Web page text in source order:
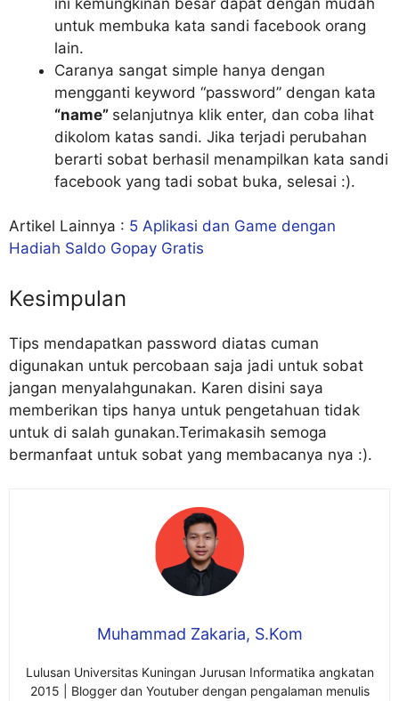
untuk membuka kata sandi facebook orang
lain.
Caranya sangat simple hanya dengan
mengganti keyword “password” dengan kata
“name” selanjutnya klik enter, dan coba lihat
dikolom katas sandi. Jika terjadi perubahan
berarti sobat berhasil menampilkan kata sandi
facebook yang tadi sobat buka, selesai :).
Artikel Lainnya : 5 Aplikasi dan Game dengan
Hadiah Saldo Gopay Gratis
Kesimpulan
Tips mendapatkan password diatas cuman
digunakan untuk percobaan saja jadi untuk sobat
jangan menyalahgunakan. Karen disini saya
memberikan tips hanya untuk pengetahuan tidak
untuk di salah gunakan.Terimakasih semoga
bermanfaat untuk sobat yang membacanya nya :).
Muhammad Zakaria, S.Kom
Lulusan Universitas Kuningan Jurusan Informatika angkatan
2015 | Blogger dan Youtuber dengan pengalaman menulis